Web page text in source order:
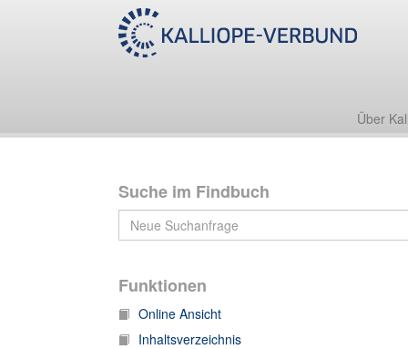
Über
Suche im Findbuch
Funktionen
Online Ansicht
Inhaltsverzeichnis
Nachlass Ernst Salomon Cyprian (1673-1745)
Sammlung/Kirchenhistorische Dokumente